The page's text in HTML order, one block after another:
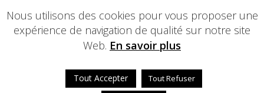
Nous utilisons des cookies pour vous proposer une
expérience de navigation de qualité sur notre site
Web. En savoir plus
Tout Accepter
Tout Refuser